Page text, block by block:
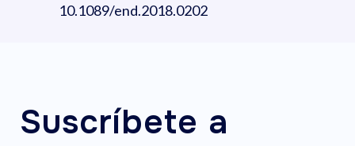
10.1089/end.2018.0202
Suscríbete a